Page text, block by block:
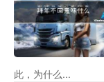
此，为什么...